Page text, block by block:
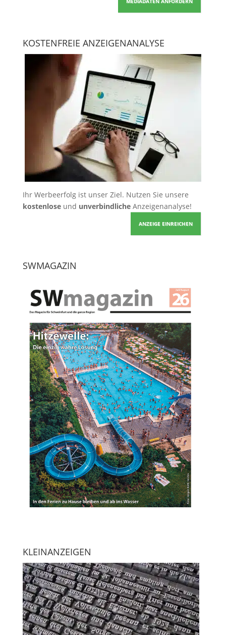
KOSTENFREIE ANZEIGENANALYSE
Ihr Werbeerfolg ist unser Ziel. Nutzen Sie unsere
kostenloseund unverbindlicheAnzeigenanalyse!
ANZEIGE EINREICHEN
SWMAGAZIN
KLEINANZEIGEN